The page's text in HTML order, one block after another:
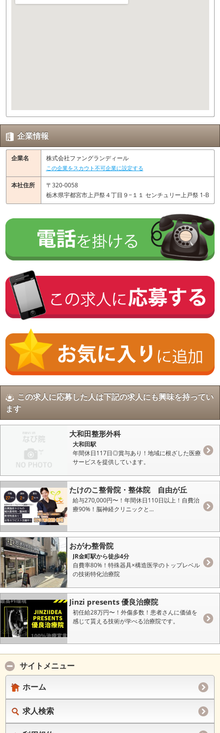
企業情報
企業名 株式会社ファングランディール
この企業をスカウト不可企業に設定する
本社住所
〒320-0058
栃木県宇都宮市上戸祭４丁目９−１１ センチュリー上戸祭 1-B
この求人に応募した人は下記の求人にも興味を持ってい
ます
大和田整形外科
大和田駅
年間休日117日◎賞与あり！地域に根ざした医療
サービスを提供しています。
たけのこ整骨院・整体院 自由が丘
給与270,000円〜！年間休日110日以上！自費治
療90%！脳神経クリニックと...
おがわ整骨院
JR金町駅から徒歩4分
自費率80%！特殊器具×構造医学のトップレベル
の技術特化治療院
Jinzi presents 優良治療院
初任給28万円〜！外傷多数！患者さんに価値を
感じて貰える技術が学べる治療院です。
サイトメニュー
ホーム
求人検索